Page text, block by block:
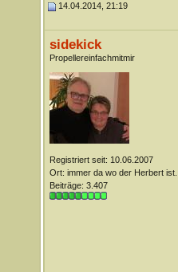
14.04.2014, 21:19
sidekick
Propellereinfachmitmir
Registriert seit: 10.06.2007
Ort: immer da wo der Herbert ist...
Beiträge: 3.407